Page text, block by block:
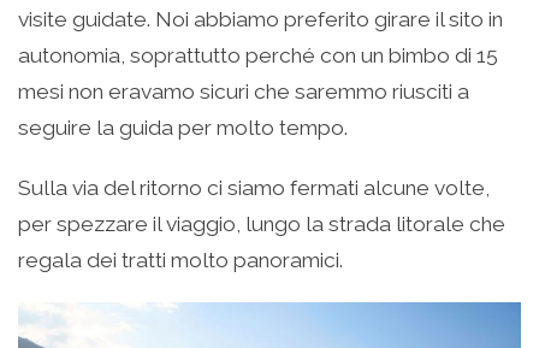
visite guidate. Noi abbiamo preferito girare il sito in
autonomia, soprattutto perché con un bimbo di 15
mesi non eravamo sicuri che saremmo riusciti a
seguire la guida per molto tempo.
Sulla via del ritorno ci siamo fermati alcune volte,
per spezzare il viaggio, lungo la strada litorale che
regala dei tratti molto panoramici.